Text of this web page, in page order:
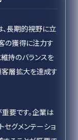
長期的視野に立
の獲得に注力す
持のバランスを
客層拡大を達成す
要です。企業は
セグメンテーショ